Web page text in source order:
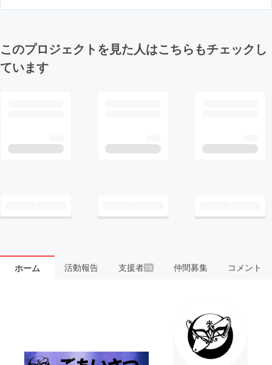
このプロジェクトを見た人はこちらもチェックし
ています
ホーム 活動報告 支援者78 仲間募集 コメント